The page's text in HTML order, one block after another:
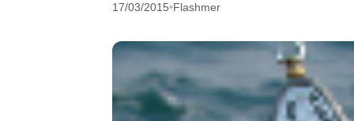
17/03/2015•Flashmer